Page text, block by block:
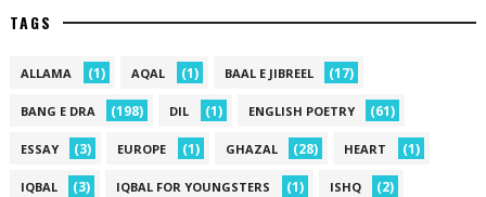
TAGS
ALLAMA (1) AQAL (1) BAAL E JIBREEL (17)
BANG E DRA (198) DIL (1) ENGLISH POETRY (61)
ESSAY (3) EUROPE (1) GHAZAL (28) HEART (1)
IQBAL (3) IQBAL FOR YOUNGSTERS (1) ISHQ (2)